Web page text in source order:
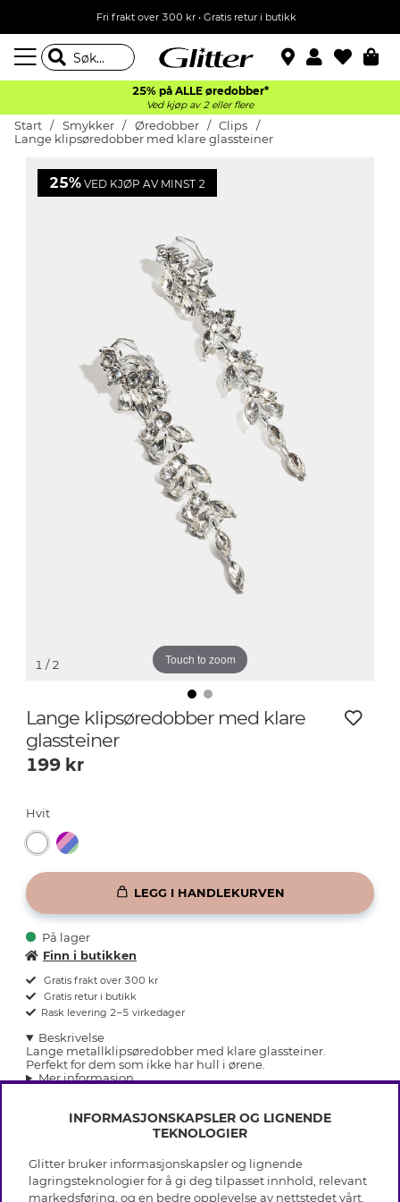
Fri frakt over 300 kr • Gratis retur i butikk
25% på ALLE øredobber*
Ved kjøp av 2 eller flere
Start Smykker Øredobber
Clips
Lange klipsøredobber med klare glassteiner
25% VED KJØP AV MINST 2
Touch to zoom
1 / 2
Lange klipsøredobber med klare
glassteiner
199 kr
Hvit
LEGG I HANDLEKURVEN
På lager
Finn i butikken
Gratis frakt over 300 kr
Gratis retur i butikk
Rask levering 2–5 virkedager
Beskrivelse
Lange metallklipsøredobber med klare glassteiner.
Perfekt for dem som ikke har hull i ørene.
Mer informasjon
INFO
INFORMASJONSKAPSLER OG LIGNENDE
TEKNOLOGIER
Glitter bruker informasjonskapsler og lignende
lagringsteknologier for å gi deg tilpasset innhold, relevant
markedsføring, og en bedre opplevelse av nettstedet vårt.